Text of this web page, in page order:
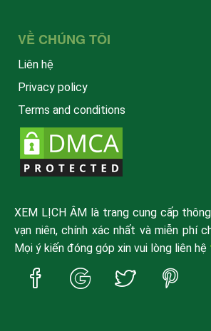
VỀ CHÚNG TÔI
Liên hệ
Privacy policy
Terms and conditions
XEM LỊCH ÂM là trang cung cấp
vạn niên, chính xác nhất và miễn phí
Mọi ý kiến đóng góp xin vui lòng liên hệ
Trang
Facebook
Trang
Google
Trang
Twitter
Trang
Pinterest